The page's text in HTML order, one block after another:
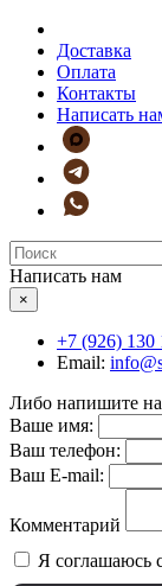
Доставка
Оплата
Контакты
Написать
Написать нам
×
+7 (926) 130
Email:
Либо напишите
Ваше имя:
Ваш телефон:
Ваш E-mail:
Комментарий
Я соглашаюсь